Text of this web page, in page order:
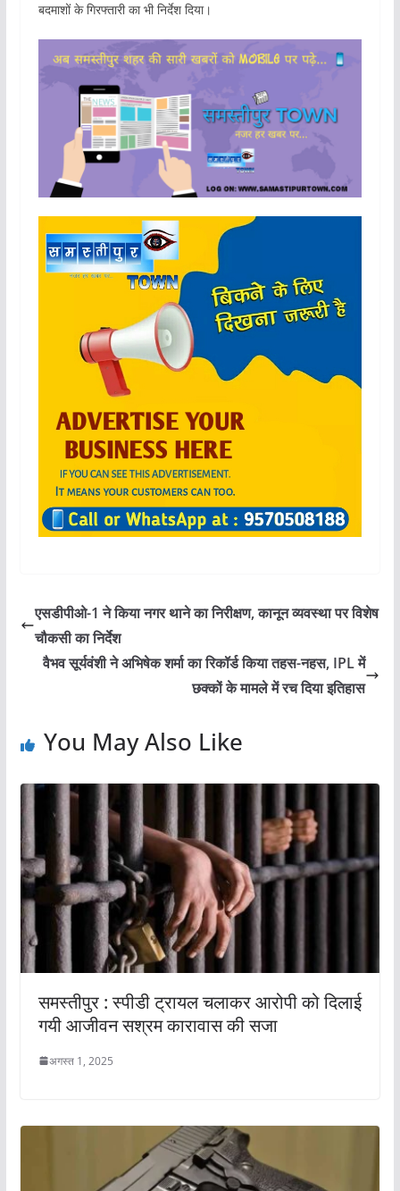
बदमाशों के गिरफ्तारी का भी निर्देश दिया।
एसडीपीओ-1 ने किया नगर थाने का निरीक्षण, कानून व्यवस्था पर विशेष
चौकसी का निर्देश
वैभव सूर्यवंशी ने अभिषेक शर्मा का रिकॉर्ड किया तहस-नहस, IPL में
छक्कों के मामले में रच दिया इतिहास
You May Also Like
समस्तीपुर : स्पीडी ट्रायल चलाकर आरोपी को दिलाई
गयी आजीवन सश्रम कारावास की सजा
अगस्त 1, 2025